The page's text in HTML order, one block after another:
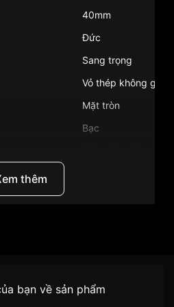
40mm
Đức
Sang trọng
Vỏ thép không gỉ
Mặt tròn
Bạc
thêm
tiện lợi –
bạn về sản phẩm